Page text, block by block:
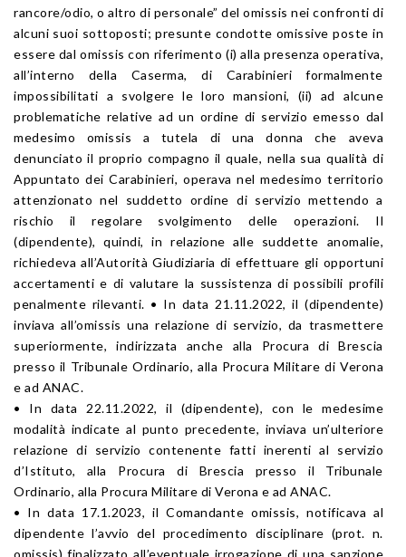
rancore/odio, o altro di personale” del omissis nei confronti di
alcuni suoi sottoposti; presunte condotte omissive poste in
essere dal omissis con riferimento (i) alla presenza operativa,
all’interno della Caserma, di Carabinieri formalmente
impossibilitati a svolgere le loro mansioni, (ii) ad alcune
problematiche relative ad un ordine di servizio emesso dal
medesimo omissis a tutela di una donna che aveva
denunciato il proprio compagno il quale, nella sua qualità di
Appuntato dei Carabinieri, operava nel medesimo territorio
attenzionato nel suddetto ordine di servizio mettendo a
rischio il regolare svolgimento delle operazioni. Il
(dipendente), quindi, in relazione alle suddette anomalie,
richiedeva all’Autorità Giudiziaria di effettuare gli opportuni
accertamenti e di valutare la sussistenza di possibili profili
penalmente rilevanti. • In data 21.11.2022, il (dipendente)
inviava all’omissis una relazione di servizio, da trasmettere
superiormente, indirizzata anche alla Procura di Brescia
presso il Tribunale Ordinario, alla Procura Militare di Verona
e ad ANAC.
• In data 22.11.2022, il (dipendente), con le medesime
modalità indicate al punto precedente, inviava un’ulteriore
relazione di servizio contenente fatti inerenti al servizio
d’Istituto, alla Procura di Brescia presso il Tribunale
Ordinario, alla Procura Militare di Verona e ad ANAC.
• In data 17.1.2023, il Comandante omissis, notificava al
dipendente l’avvio del procedimento disciplinare (prot. n.
omissis) finalizzato all’eventuale irrogazione di una sanzione